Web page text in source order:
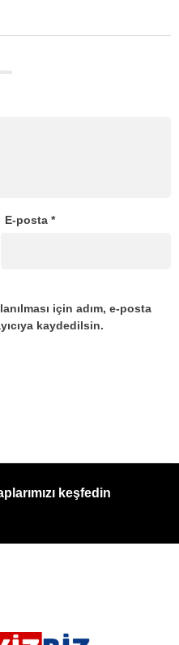
E-posta*
için adım, e-posta
kaydedilsin.
keşfedin